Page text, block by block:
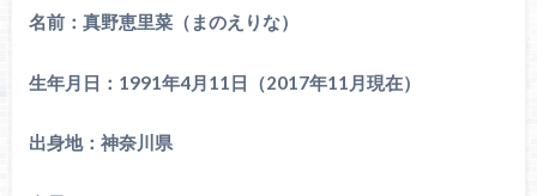
名前：真野恵里菜（まのえりな）
生年月日：1991年4月11日（2017年11月現在）
出身地：神奈川県